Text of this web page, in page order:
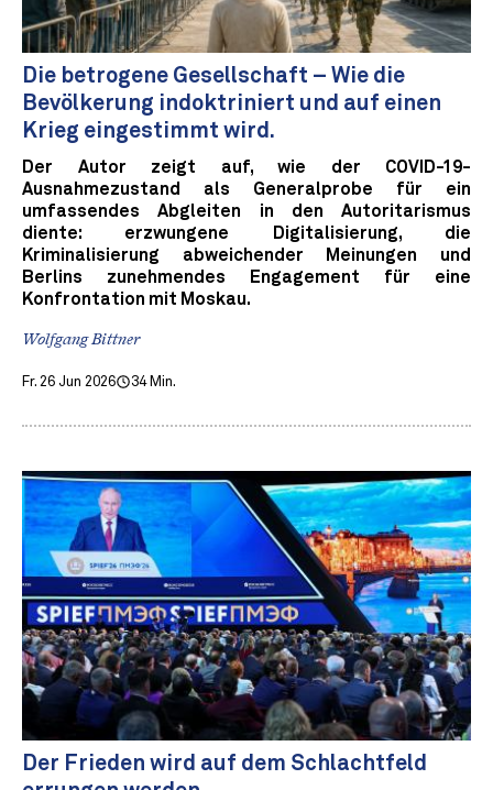
Die betrogene Gesellschaft – Wie die
Bevölkerung indoktriniert und auf einen
Krieg eingestimmt wird.
Der Autor zeigt auf, wie der COVID-19-
Ausnahmezustand als Generalprobe für ein
umfassendes Abgleiten in den Autoritarismus
diente: erzwungene Digitalisierung, die
Kriminalisierung abweichender Meinungen und
Berlins zunehmendes Engagement für eine
Konfrontation mit Moskau.
Wolfgang Bittner
Fr. 26 Jun 2026 34 Min.
Der Frieden wird auf dem Schlachtfeld